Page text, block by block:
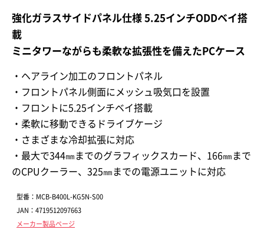
強化ガラスサイドパネル仕様 5.25インチODDベイ搭
載
ミニタワーながらも柔軟な拡張性を備えたPCケース
・ヘアライン加工のフロントパネル
・フロントパネル側面にメッシュ吸気口を設置
・フロントに5.25インチベイ搭載
・柔軟に移動できるドライブケージ
・さまざまな冷却拡張に対応
・最大で344㎜までのグラフィックスカード、166㎜まで
のCPUクーラー、325㎜までの電源ユニットに対応
型番：MCB-B400L-KG5N-S00
JAN：4719512097663
メーカー製品ページ